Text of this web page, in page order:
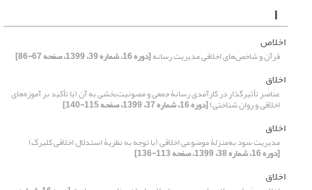
ا
اخلاص
قرآن و شاخص‌های اخلاقی مدیریت رسانه[دوره 16، شماره 39، 1399، صفحه 67-86]
اخلاق
عناصر تأثیرگذار در کارآمدی رسانۀ جمعی و مصونیت‌بخشی به آن (با تأکید بر آموزه‌های
اخلاقی و روان شناختی)[دوره 16، شماره 37، 1399، صفحه 115-140]
اخلاق
مدیریت سود به‌منزلۀ موضوعی اخلاقی (با توجه به نظریۀ استدلال اخلاقی کلبرگ)
[دوره 16، شماره 38، 1399، صفحه 113-136]
اخلاق